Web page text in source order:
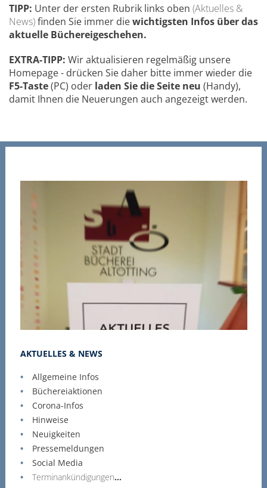
TIPP: Unter der ersten Rubrik links oben (Aktuelles &
News)finden Sie immer diewichtigsten Infos über das
aktuelle Büchereigeschehen.
EXTRA-TIPP: Wir aktualisieren regelmäßig unsere
Homepage - drücken Sie daher bitte immer wieder die
F5-Taste(PC) oder laden Sie die Seite neu (Handy),
damit Ihnen die Neuerungen auch angezeigt werden.
AKTUELLES & NEWS
Allgemeine Infos
Büchereiaktionen
Corona-Infos
Hinweise
Neuigkeiten
Pressemeldungen
Social Media
Terminankündigungen...